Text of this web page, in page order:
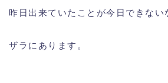
昨日出来ていたことが今日できない
ザラにあります。